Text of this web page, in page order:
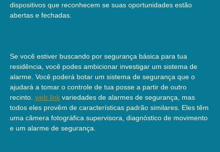
dispositivos que reconhecem se suas oportunidades estão
abertas e fechadas.
Se você estiver buscando por segurança básica para tua
residência, você podes ambicionar investigar um sistema de
alarme. Você poderá botar um sistema de segurança que o
ajudará a tomar o controle de tua posse a partir de outro
recinto. web link variedades de alarmes de segurança, mas
todos eles provêm de características padrão similares. Eles têm
uma câmera fotográfica supervisora, diagnóstico de movimento
e um alarme de segurança.